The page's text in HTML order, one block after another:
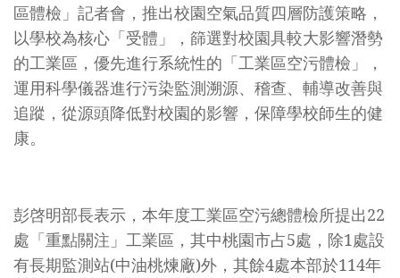
區體檢」記者會，推出校園空氣品質四層防護策略，
以學校為核心「受體」，篩選對校園具較大影響潛勢
的工業區，優先進行系統性的「工業區空污體檢」，
運用科學儀器進行污染監測溯源、稽查、輔導改善與
追蹤，從源頭降低對校園的影響，保障學校師生的健
康。
彭啓明部長表示，本年度工業區空污總體檢所提出22
處「重點關注」工業區，其中桃園市占5處，除1處設
有長期監測站(中油桃煉廠)外，其餘4處本部於114年